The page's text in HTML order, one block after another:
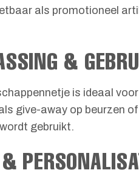
als promotioneel
&
is ideaal
give-away op beurzen
gebruikt.